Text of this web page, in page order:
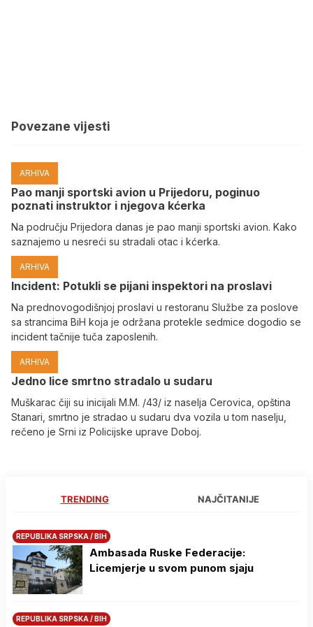
Povezane vijesti
ARHIVA
Pao manji sportski avion u Prijedoru, poginuo
poznati instruktor i njegova kćerka
Na području Prijedora danas je pao manji sportski avion. Kako
saznajemo u nesreći su stradali otac i kćerka.
ARHIVA
Incident: Potukli se pijani inspektori na proslavi
Na prednovogodišnjoj proslavi u restoranu Službe za poslove
sa strancima BiH koja je održana protekle sedmice dogodio se
incident tačnije tuča zaposlenih.
ARHIVA
Јedno lice smrtno stradalo u sudaru
Muškarac čiji su inicijali M.M. /43/ iz naselja Cerovica, opština
Stanari, smrtno je stradao u sudaru dva vozila u tom naselju,
rečeno je Srni iz Policijske uprave Doboj.
TRENDING NAJČITANIJE
REPUBLIKA SRPSKA / BIH
Ambasada Ruske Federacije:
Licemjerje u svom punom sjaju
REPUBLIKA SRPSKA / BIH